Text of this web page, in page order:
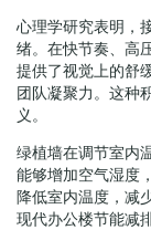
心理学研究表明，
绪。在快节奏、高
提供了视觉上的舒
团队凝聚力。这种
义。
绿植墙在调节室内
能够增加空气湿度
降低室内温度，减
现代办公楼节能减